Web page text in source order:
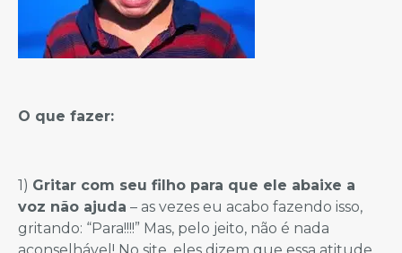
O que fazer:
1) Gritar com seu filho para que ele abaixe a
voz não ajuda – as vezes eu acabo fazendo isso,
gritando: “Para!!!!” Mas, pelo jeito, não é nada
aconselhável! No site, eles dizem que essa atitude